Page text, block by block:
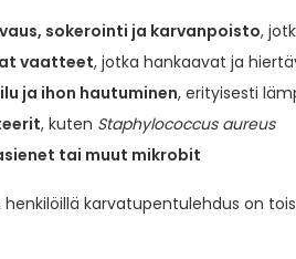
sokerointi ja karvanpoisto,
vaatteet, jotka hankaavat ja
ja ihon hautuminen, erityisesti
, kuten Staphylococcus aureus
tai muut mikrobit
henkilöillä karvatupentulehdus on